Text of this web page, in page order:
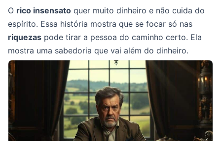
O rico insensato quer muito dinheiro e não cuida do
espírito. Essa história mostra que se focar só nas
riquezas pode tirar a pessoa do caminho certo. Ela
mostra uma sabedoria que vai além do dinheiro.